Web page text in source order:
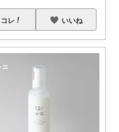
コレ いいね